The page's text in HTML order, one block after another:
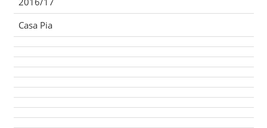
Casa Pia